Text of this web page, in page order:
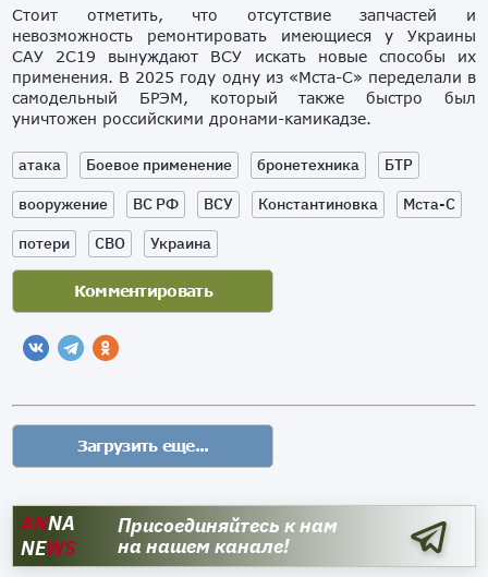
Стоит отметить, что отсутствие запчастей и
невозможность ремонтировать имеющиеся у Украины
САУ 2С19 вынуждают ВСУ искать новые способы их
применения. В 2025 году одну из «Мста-С» переделали в
самодельный БРЭМ, который также быстро был
уничтожен российскими дронами-камикадзе.
атака Боевое применение бронетехника
БТР
вооружение
ВС РФ ВСУ Константиновка
Мста-С
потери
СВО Украина
ANNA
NEWS
Присоединяйтесь к нам
на нашем канале!